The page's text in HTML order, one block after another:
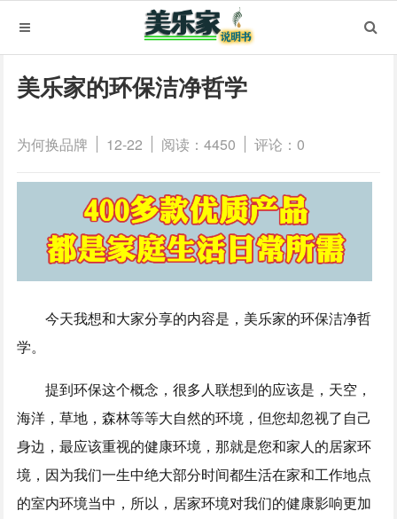
美乐家的环保洁净哲学
为何换品牌 12-22 阅读：4450 评论：0
今天我想和大家分享的内容是，美乐家的环保洁净哲
学。
提到环保这个概念，很多人联想到的应该是，天空，
海洋，草地，森林等等大自然的环境，但您却忽视了自己
身边，最应该重视的健康环境，那就是您和家人的居家环
境，因为我们一生中绝大部分时间都生活在家和工作地点
的室内环境当中，所以，居家环境对我们的健康影响更加